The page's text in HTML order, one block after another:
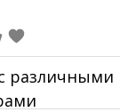
различными